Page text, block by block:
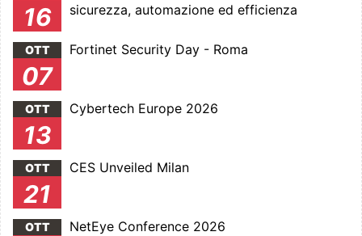
16
sicurezza, automazione ed efficienza
OTT
07
Fortinet Security Day - Roma
OTT
13
Cybertech Europe 2026
OTT
21
CES Unveiled Milan
OTT NetEye Conference 2026